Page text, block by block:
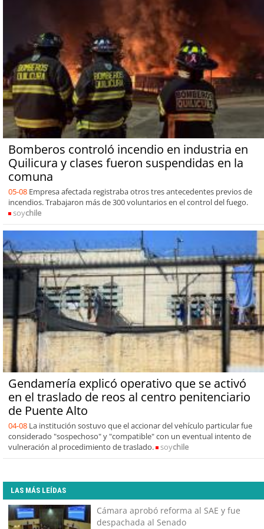
Bomberos controló incendio en industria en
Quilicura y clases fueron suspendidas en la
comuna
05-08 Empresa afectada registraba otros tres antecedentes previos de
incendios. Trabajaron más de 300 voluntarios en el control del fuego.
soychile
Gendamería explicó operativo que se activó
en el traslado de reos al centro penitenciario
de Puente Alto
04-08 La institución sostuvo que el accionar del vehículo particular fue
considerado "sospechoso" y "compatible" con un eventual intento de
vulneración al procedimiento de traslado.
soychile
LAS MÁS LEÍDAS
Cámara aprobó reforma al SAE y fue
despachada al Senado